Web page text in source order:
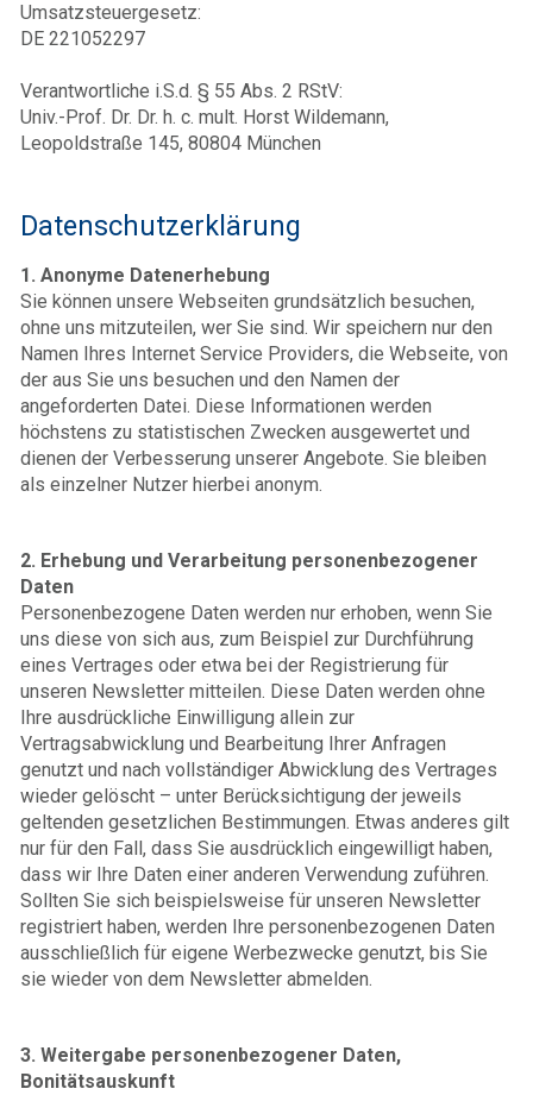
Umsatzsteuergesetz:
DE 221052297
Verantwortliche i.S.d. § 55 Abs. 2 RStV:
Univ.-Prof. Dr. Dr. h. c. mult. Horst Wildemann,
Leopoldstraße 145, 80804 München
Datenschutzerklärung
1. Anonyme Datenerhebung
Sie können unsere Webseiten grundsätzlich besuchen,
ohne uns mitzuteilen, wer Sie sind. Wir speichern nur den
Namen Ihres Internet Service Providers, die Webseite, von
der aus Sie uns besuchen und den Namen der
angeforderten Datei. Diese Informationen werden
höchstens zu statistischen Zwecken ausgewertet und
dienen der Verbesserung unserer Angebote. Sie bleiben
als einzelner Nutzer hierbei anonym.
2. Erhebung und Verarbeitung personenbezogener
Daten
Personenbezogene Daten werden nur erhoben, wenn Sie
uns diese von sich aus, zum Beispiel zur Durchführung
eines Vertrages oder etwa bei der Registrierung für
unseren Newsletter mitteilen. Diese Daten werden ohne
Ihre ausdrückliche Einwilligung allein zur
Vertragsabwicklung und Bearbeitung Ihrer Anfragen
genutzt und nach vollständiger Abwicklung des Vertrages
wieder gelöscht – unter Berücksichtigung der jeweils
geltenden gesetzlichen Bestimmungen. Etwas anderes gilt
nur für den Fall, dass Sie ausdrücklich eingewilligt haben,
dass wir Ihre Daten einer anderen Verwendung zuführen.
Sollten Sie sich beispielsweise für unseren Newsletter
registriert haben, werden Ihre personenbezogenen Daten
ausschließlich für eigene Werbezwecke genutzt, bis Sie
sie wieder von dem Newsletter abmelden.
3. Weitergabe personenbezogener Daten,
Bonitätsauskunft